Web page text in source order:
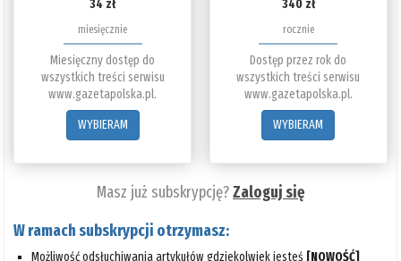
34 zł
miesięcznie
Miesięczny dostęp do
wszystkich treści serwisu
www.gazetapolska.pl.
WYBIERAM
340 zł
rocznie
Dostęp przez rok do
wszystkich treści serwisu
www.gazetapolska.pl.
WYBIERAM
Masz już subskrypcję?Zaloguj się
W ramach subskrypcji otrzymasz:
Możliwość odsłuchiwania artykułów gdziekolwiek jesteś [NOWOŚĆ]